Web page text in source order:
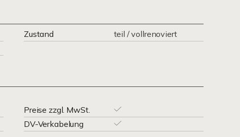
Zustand
teil / vollrenoviert
Preise zzgl. MwSt.
DV-Verkabelung